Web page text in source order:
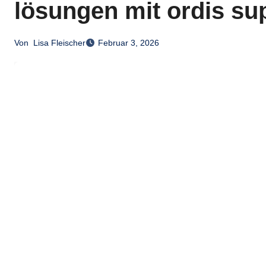
lösungen mit ordis
Von Lisa Fleischer Februar 3, 2026